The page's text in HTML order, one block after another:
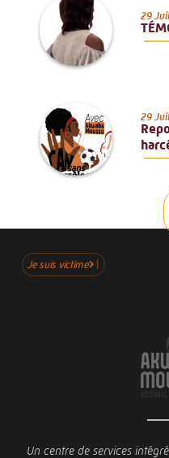
29
29
Je suis victime
Un centre de services